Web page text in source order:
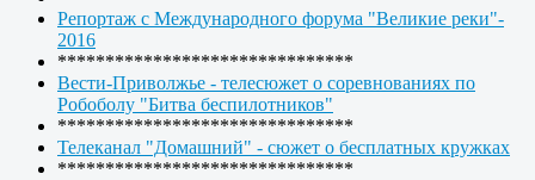
Репортаж с Международного форума "Великие реки"-
2016
*******************************
Вести-Приволжье - телесюжет о соревнованиях по
Робоболу "Битва беспилотников"
*******************************
Телеканал "Домашний" - сюжет о бесплатных кружках
*******************************